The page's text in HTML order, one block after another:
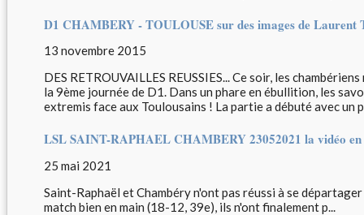
D1 CHAMBERY - TOULOUSE sur des images de Laurent
13 novembre 2015
DES RETROUVAILLES REUSSIES... Ce soir, les
la 9ème journée de D1. Dans un phare en ébullition, les
extremis face aux Toulousains ! La partie a débuté avec un
LSL SAINT-RAPHAEL CHAMBERY 23052021 la vidéo
25 mai 2021
Saint-Raphaël et Chambéry n'ont pas réussi à se
match bien en main (18-12, 39e), ils n'ont finalement p...